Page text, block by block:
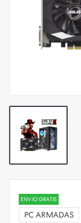
ENVIO GRATIS
PC ARMADAS